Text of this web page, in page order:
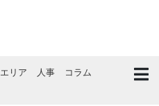
エリア 人事
コラム